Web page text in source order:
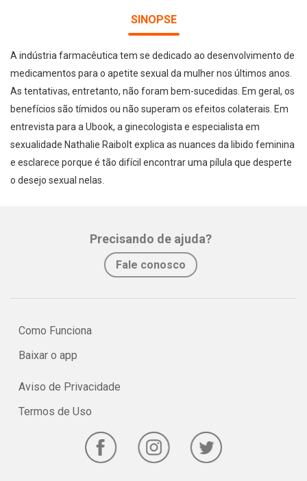
SINOPSE
A indústria farmacêutica tem se dedicado ao desenvolvimento de
medicamentos para o apetite sexual da mulher nos últimos anos.
As tentativas, entretanto, não foram bem-sucedidas. Em geral, os
benefícios são tímidos ou não superam os efeitos colaterais. Em
entrevista para a Ubook, a ginecologista e especialista em
sexualidade Nathalie Raibolt explica as nuances da libido feminina
e esclarece porque é tão difícil encontrar uma pílula que desperte
o desejo sexual nelas.
Precisando de ajuda?
Fale conosco
Como Funciona
Baixar o app
Aviso de Privacidade
Termos de Uso